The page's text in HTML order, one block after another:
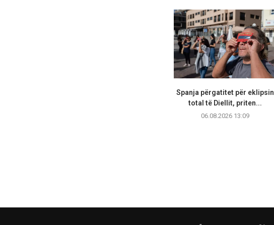
Spanja përgatitet për eklipsin
total të Diellit, priten...
06.08.2026 13:09